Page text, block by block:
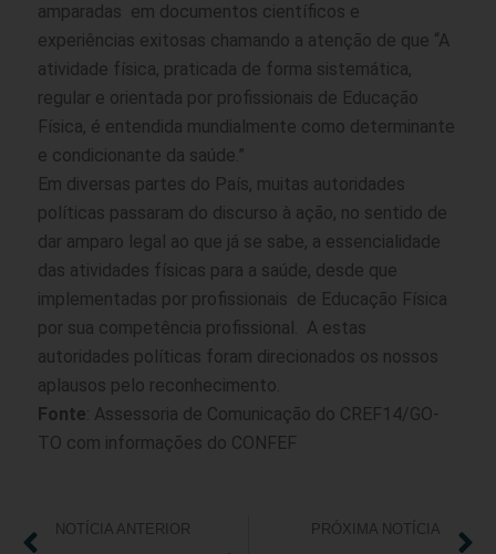
amparadas em documentos científicos e
experiências exitosas chamando a atenção de que “A
atividade física, praticada de forma sistemática,
regular e orientada por profissionais de Educação
Física, é entendida mundialmente como determinante
e condicionante da saúde.”
Em diversas partes do País, muitas autoridades
políticas passaram do discurso à ação, no sentido de
dar amparo legal ao que já se sabe, a essencialidade
das atividades físicas para a saúde, desde que
implementadas por profissionais de Educação Física
por sua competência profissional. A estas
autoridades políticas foram direcionados os nossos
aplausos pelo reconhecimento.
Fonte: Assessoria de Comunicação do CREF14/GO-
TO com informações do CONFEF
NOTÍCIA ANTERIOR PRÓXIMA NOTÍCIA